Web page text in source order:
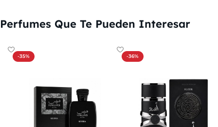
Perfumes Que Te Pueden Interesar
-35% -36%